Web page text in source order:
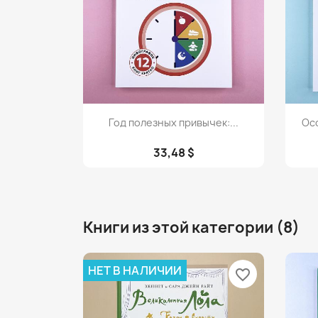
Просмотр
Год полезных привычек:...
33,48 $
Книги из этой категории (8)
НЕТ В НАЛИЧИИ favorite_border